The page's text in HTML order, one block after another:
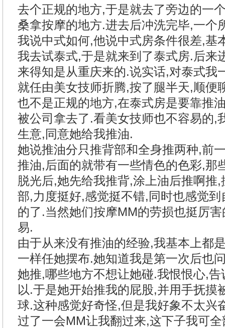
去个正规的地方,于是就去了旁边的一
桑拿按摩的地方.进去后冲洗完毕,一个
我说中式如何,他说中式房条件很差,基
我去试泰式,于是就来到了泰式房.后来
来得知是从重庆来的.说实话,对泰式我
就任由美女技师折腾,按了腿半天,顺便
也不是正规的地方,在泰式房是要靠推
被公司拿去了.看美女技师也不容易的,
生意,同意她给我推油.
她说推油分只推背部和全身推两种,前
推油,后面的就带有一些情色的色彩,那
脱光后,她先给我推背,涂上油后推啊推
部,力度挺好,感觉挺不错,同时也感觉
的了.当然她们按摩MM的劳损也挺厉
易.
由于从来没有推油的经验,我基本上都
一样任她摆布.她知道我是第一次后也
她推,哪些地方不想让她碰.我恨恨心,
以.于是她开始推我的屁股,并用手抚摸
球.这种感觉好奇怪,但是我好象不太兴
过了一会MM让我翻过来,这下子我可